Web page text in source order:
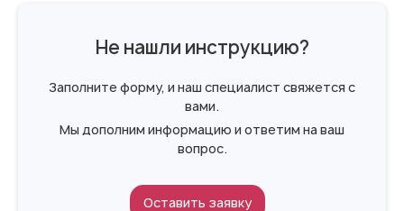
Не нашли инструкцию?
Заполните форму, и наш специалист свяжется с
вами.
Мы дополним информацию и ответим на ваш
вопрос.
Оставить заявку